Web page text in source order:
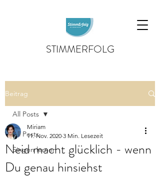
STIMMERFOLG
Beitrag
All Posts
Singen lernen
All Posts
Neid macht glücklich - wenn
Du genau hinsiehst
Miriam
11. Nov. 2020 3 Min. Lesezeit